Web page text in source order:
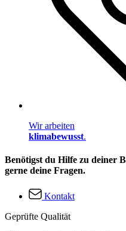
Wir arbeiten
klimabewusst.
Benötigst du Hilfe zu deiner
gerne deine Fragen.
Kontakt
Geprüfte Qualität